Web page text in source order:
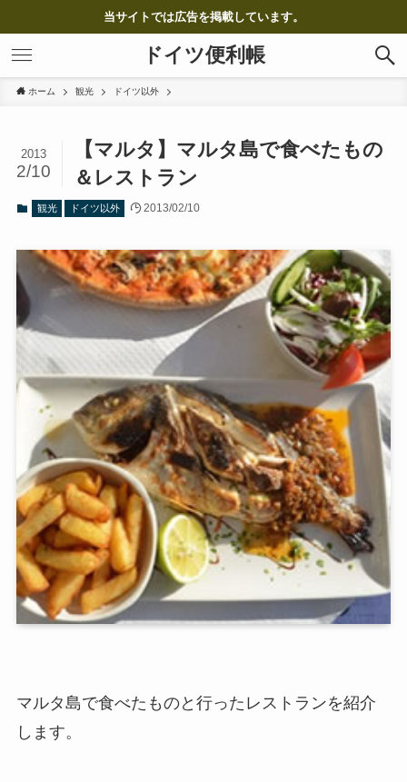
当サイトでは広告を掲載しています。
ドイツ便利帳
ホーム 観光 ドイツ以外
【マルタ】マルタ島で食べたもの
＆レストラン
2013
2/10
観光 ドイツ以外 2013/02/10
マルタ島で食べたものと行ったレストランを紹介
します。